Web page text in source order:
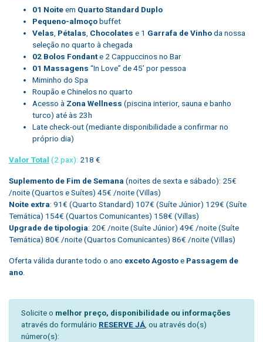
01 Noiteem Quarto Standard Duplo
Pequeno-almoçobuffet
Velas Pétalas Chocolates e 1 Garrafa de Vinhoda nossa
seleção no quarto à chegada
02 Bolos Fondante 2 Cappuccinos no Bar
01 Massagens “In Love” de 45’ por pessoa
Miminho do Spa
Roupão e Chinelos no quarto
Acesso à Zona Wellness (piscina interior, sauna e banho
turco) até às 23h
Late check-out (mediante disponibilidade a confirmar no
próprio dia)
Valor Total (2 pax): 218 €
Suplemento de Fim de Semana (noites de sexta e sábado): 25€
/noite (Quartos e Suítes) 45€ /noite (Villas)
Noite extra: 91€ (Quarto Standard) 107€ (Suíte Júnior) 129€ (Suíte
Temática) 154€ (Quartos Comunicantes) 158€ (Villas)
Upgrade de tipologia: 20€ /noite (Suíte Júnior) 49€ /noite (Suíte
Temática) 80€ /noite (Quartos Comunicantes) 86€ /noite (Villas)
Oferta válida durante todo o ano exceto Agostoe Passagem de
ano
Solicite o melhor preço, disponibilidade ou informações
através do formulário RESERVE JÁ , ou através do(s)
número(s):